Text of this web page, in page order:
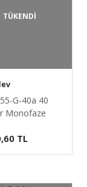
TÜKENDİ
G-40a 40
Monofaze
TL